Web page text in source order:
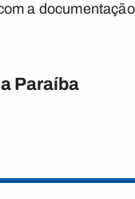
a
Paraíba